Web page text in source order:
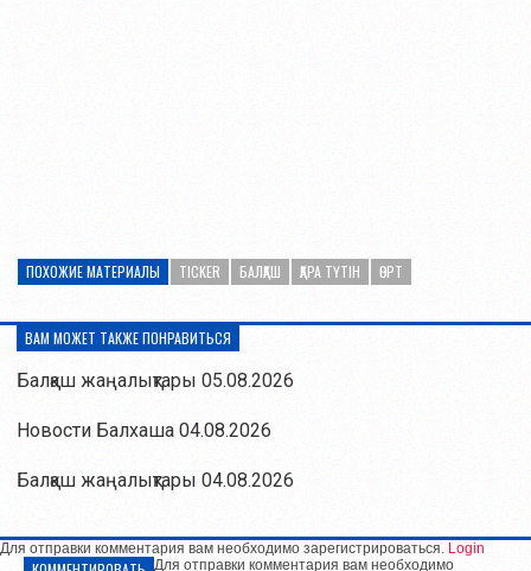
ПОХОЖИЕ МАТЕРИАЛЫ TICKER БАЛҚАШ ҚАРА ТҮТІН ӨРТ
ВАМ МОЖЕТ ТАКЖЕ ПОНРАВИТЬСЯ
Балқаш жаңалықтары 05.08.2026
Новости Балхаша 04.08.2026
Балқаш жаңалықтары 04.08.2026
Для отправки комментария вам необходимо зарегистрироваться. Login
Для отправки комментария вам необходимо